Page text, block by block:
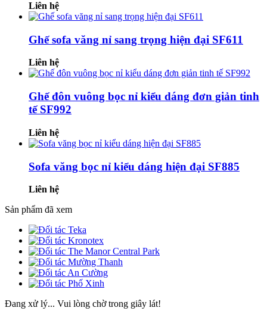
Liên hệ
Ghế sofa văng nỉ sang trọng hiện đại SF611
Liên hệ
Ghế đôn vuông bọc nỉ kiểu dáng đơn giản tinh
tế SF992
Liên hệ
Sofa văng bọc nỉ kiểu dáng hiện đại SF885
Liên hệ
Sản phẩm đã xem
Đang xử lý... Vui lòng chờ trong giây lát!